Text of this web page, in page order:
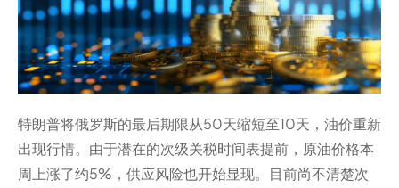
特朗普将俄罗斯的最后期限从50天缩短至10天，油价重新
出现行情。由于潜在的次级关税时间表提前，原油价格本
周上涨了约5%，供应风险也开始显现。目前尚不清楚次